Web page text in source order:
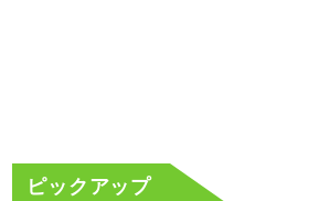
ピックアップ